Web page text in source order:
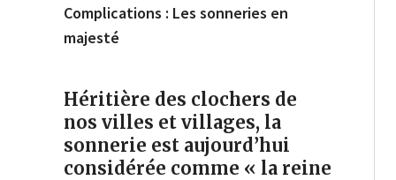
Complications : Les sonneries en
majesté
Héritière des clochers de
nos villes et villages, la
sonnerie est aujourd’hui
considérée comme « la reine